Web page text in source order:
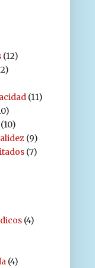
(12)
(11)
(10)
(9)
(7)
(4)
(4)